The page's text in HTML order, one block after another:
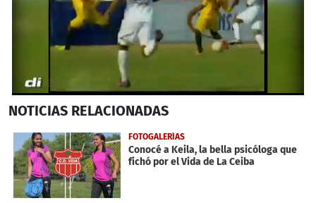
seconds
23
seconds
NOTICIAS RELACIONADAS
FOTOGALERÍAS
Conocé a Keila, la bella psicóloga que
fichó por el Vida de La Ceiba